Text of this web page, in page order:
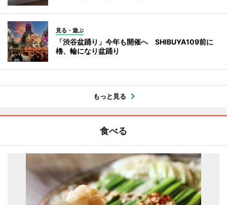
見る・遊ぶ
「渋谷盆踊り」今年も開催へ SHIBUYA109前に
櫓、輪になり盆踊り
もっと見る
食べる